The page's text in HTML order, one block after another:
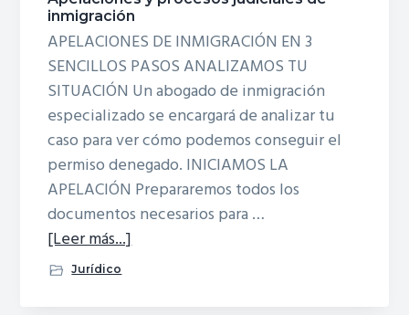
inmigración
APELACIONES DE INMIGRACIÓN EN 3
SENCILLOS PASOS ANALIZAMOS TU
SITUACIÓN Un abogado de inmigración
especializado se encargará de analizar tu
caso para ver cómo podemos conseguir el
permiso denegado. INICIAMOS LA
APELACIÓN Prepararemos todos los
documentos necesarios para …
[Leer más...]acerca
Jurídico